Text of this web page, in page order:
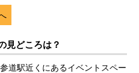
見どころは？
道駅近くにあるイベントスペー